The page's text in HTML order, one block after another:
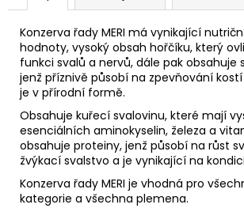
Konzerva řady MERI má vynikající
hodnoty, vysoký obsah hořčíku, který
funkci svalů a nervů, dále pak obsahuje
jenž příznivě působí na zpevňování
je v přírodní formě.
Obsahuje kuřecí svalovinu, které mají
esenciálních aminokyselin, železa a
obsahuje proteiny, jenž působí na růst
žvýkací svalstvo a je vynikající na
Konzerva řady MERI je vhodná pro
kategorie a všechna plemena.